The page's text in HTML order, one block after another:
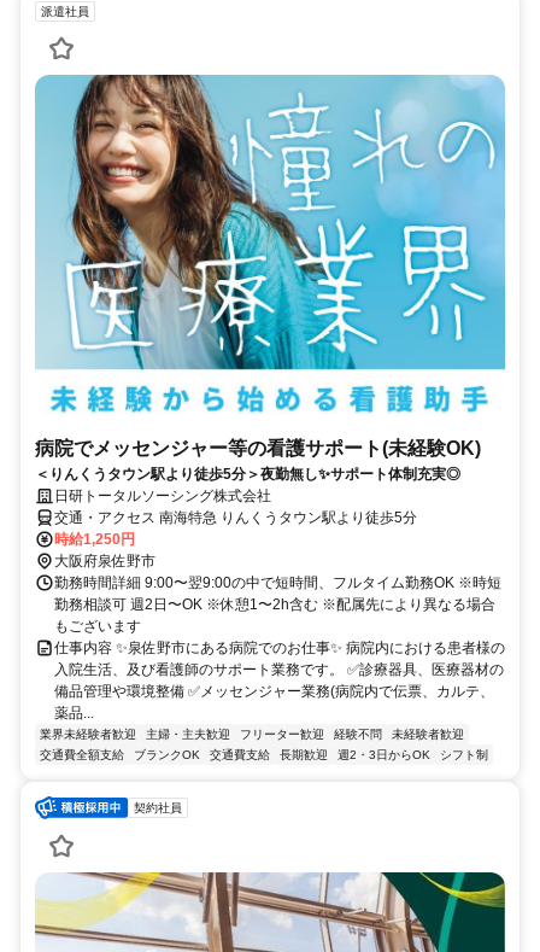
派遣社員
病院でメッセンジャー等の看護サポート(未経験OK)
＜りんくうタウン駅より徒歩5分＞夜勤無し✨サポート体制充実◎
日研トータルソーシング株式会社
交通・アクセス 南海特急 りんくうタウン駅より徒歩5分
時給1,250円
大阪府泉佐野市
勤務時間詳細 9:00〜翌9:00の中で短時間、フルタイム勤務OK ※時短
勤務相談可 週2日〜OK ※休憩1〜2h含む ※配属先により異なる場合
もございます
仕事内容 ✨泉佐野市にある病院でのお仕事✨ 病院内における患者様の
入院生活、及び看護師のサポート業務です。 ✅診療器具、医療器材の
備品管理や環境整備 ✅メッセンジャー業務(病院内で伝票、カルテ、
薬品...
業界未経験者歓迎 主婦・主夫歓迎 フリーター歓迎 経験不問
未経験者歓迎
交通費全額支給
ブランクOK 交通費支給 長期歓迎 週2・3日からOK シフト制
契約社員